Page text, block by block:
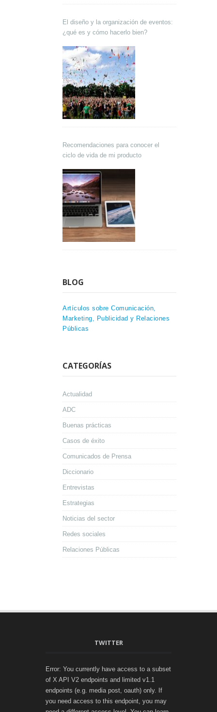
El diseño y la organización de eventos:
¿qué es y cómo hacerlo bien?
Recomendaciones para conocer el
ciclo de vida de mi producto
BLOG
Artículos sobre Comunicación,
Marketing, Publicidad y Relaciones
Públicas
CATEGORÍAS
Actualidad
ADC
Buenas prácticas
Casos de éxito
Comunicados de Prensa
Diccionario
Entrevistas
Estrategias
Noticias del sector
Redes sociales
Relaciones Públicas
TWITTER
Error: You currently have access to a subset
of X API V2 endpoints and limited v1.1
endpoints (e.g. media post, oauth) only. If
you need access to this endpoint, you may